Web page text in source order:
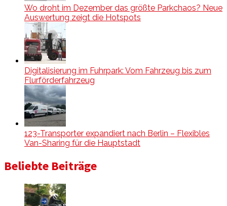
Wo droht im Dezember das größte Parkchaos? Neue
Auswertung zeigt die Hotspots
Digitalisierung im Fuhrpark: Vom Fahrzeug bis zum
Flurförderfahrzeug
123-Transporter expandiert nach Berlin – Flexibles
Van-Sharing für die Hauptstadt
Beliebte Beiträge